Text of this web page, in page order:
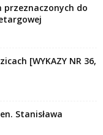
przeznaczonych do
[WYKAZY NR 36,
Stanisława